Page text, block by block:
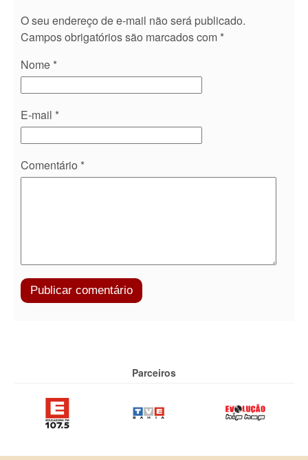
O seu endereço de e-mail não será publicado.
Campos obrigatórios são marcados com *
Nome *
E-mail *
Comentário *
Parceiros